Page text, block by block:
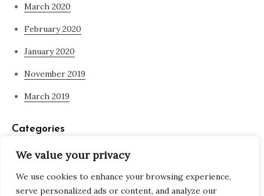
We value your privacy
We use cookies to enhance your browsing experience,
serve personalized ads or content, and analyze our
March 2020
February 2020
January 2020
November 2019
March 2019
Categories
what is spirituality